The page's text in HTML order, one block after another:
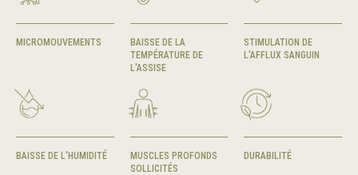
MICROMOUVEMENTS
BAISSE DE LA
TEMPÉRATURE DE
L'ASSISE
STIMULATION DE
L'AFFLUX SANGUIN
BAISSE DE L'HUMIDITÉ
MUSCLES PROFONDS
SOLLICITÉS
DURABILITÉ